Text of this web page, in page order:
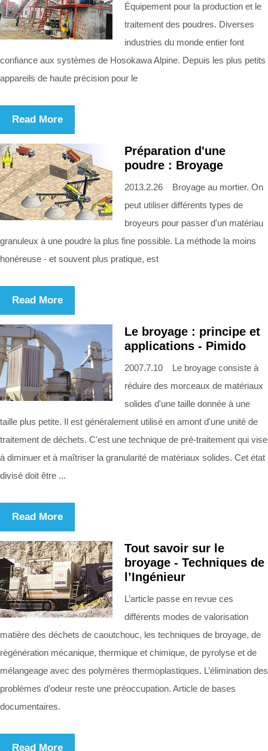
Équipement pour la production et le
traitement des poudres. Diverses
industries du monde entier font
confiance aux systèmes de Hosokawa Alpine. Depuis les plus petits
appareils de haute précision pour le
Read More
Préparation d'une
poudre : Broyage
2013.2.26 Broyage au mortier. On
peut utiliser différents types de
broyeurs pour passer d'un matériau
granuleux à une poudre la plus fine possible. La méthode la moins
honéreuse - et souvent plus pratique, est
Read More
Le broyage : principe et
applications - Pimido
2007.7.10 Le broyage consiste à
réduire des morceaux de matériaux
solides d'une taille donnée à une
taille plus petite. Il est généralement utilisé en amont d'une unité de
traitement de déchets. C'est une technique de pré-traitement qui vise
à diminuer et à maîtriser la granularité de matériaux solides. Cet état
divisé doit être ...
Read More
Tout savoir sur le
broyage - Techniques de
l’Ingénieur
L’article passe en revue ces
différents modes de valorisation
matière des déchets de caoutchouc, les techniques de broyage, de
régénération mécanique, thermique et chimique, de pyrolyse et de
mélangeage avec des polymères thermoplastiques. L’élimination des
problèmes d’odeur reste une préoccupation. Article de bases
documentaires.
Read More